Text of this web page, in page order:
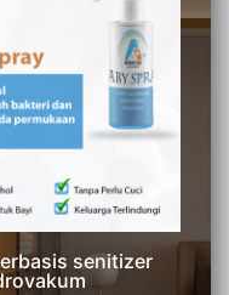
senitizer